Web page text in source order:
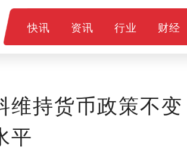
快讯 资讯 行业 财经
维持货币政策不
平